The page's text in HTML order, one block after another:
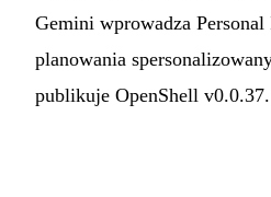
Gemini wprowadza
planowania
publikuje OpenShell v0.0.37.